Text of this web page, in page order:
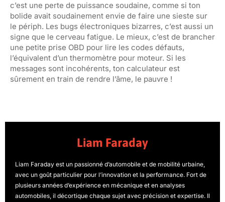
c’est une perte de puissance soudaine, comme si ton
bolide avait soudainement envie de faire une sieste sur
le périph. Les bugs électroniques bizarres, c’est aussi un
signe que le cerveau fatigue. Le mieux, c’est de brancher
une petite prise OBD pour lire les codes défauts,
l’équivalent d’un thermomètre pour moteur. Si les
messages sont incohérents, ton calculateur est
sûrement en train de rendre l’âme, le pauvre !
Liam Faraday
Liam Faraday est un passionné d’automobile et de mobilité urbaine,
avec un goût particulier pour l’innovation et la performance. Fort de
plusieurs années d’expérience en mécanique et en analyses
automobiles, il décortique chaque sujet avec précision et expertise. Il